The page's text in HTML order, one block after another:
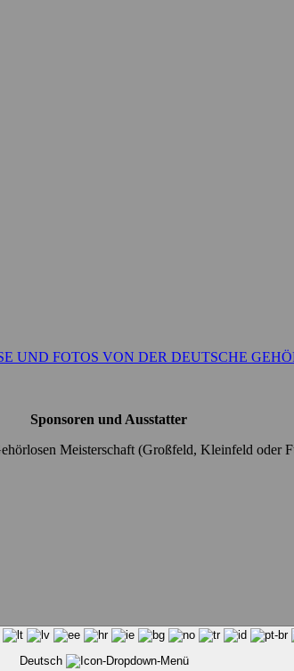
UND FOTOS VON DER DEUTSCHE
Sponsoren und Ausstatter
Meisterschaft (Großfeld, Kleinfeld
Deutsch